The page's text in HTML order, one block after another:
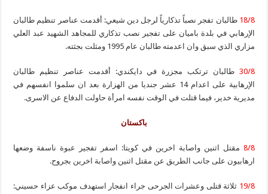
18/8 طالبان تفجر نصباً تذكارياً لرجل دين شيعي: أقدمت عناصر تنظيم طالبان
الإرهابي في بلدة باميان على تفجير نصب تذكاري للمجاهد الشهيد عبد العلي
مزاري الذي سبق وان اعدمته طالبان عام 1995 ومثلت بجثته.
30/8 طالبان ترتكب مجزرة في دايكندي: أقدمت عناصر تنظيم طالبان
الإرهابية على اعدام 14 عشر جنديا من الهزارة بعد ان سلموا انفسهم في
مديرية خدير، فيما قتلت في الوقت نفسه امرأة حاولت الدفاع عن الاسرى.
باكستان
8/8 مقتل اثنين واصابة اخرين في كويتا: اسفر تفجير عبوة ناسفة وضعها
ارهابيون على جانب الطريق عن مقتل اثنين واصابة اخرين بجروح.
19/8 ثلاثة قتلى وعشرات الجرحى جراء انفجار استهدف موكب عزاء حسيني: